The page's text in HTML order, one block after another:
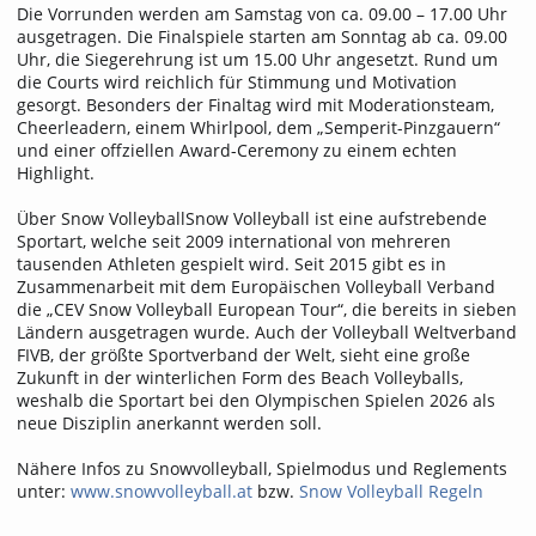
Die Vorrunden werden am Samstag von ca. 09.00 – 17.00 Uhr
ausgetragen. Die Finalspiele starten am Sonntag ab ca. 09.00
Uhr, die Siegerehrung ist um 15.00 Uhr angesetzt. Rund um
die Courts wird reichlich für Stimmung und Motivation
gesorgt. Besonders der Finaltag wird mit Moderationsteam,
Cheerleadern, einem Whirlpool, dem „Semperit-Pinzgauern“
und einer offziellen Award-Ceremony zu einem echten
Highlight.
Über Snow VolleyballSnow Volleyball ist eine aufstrebende
Sportart, welche seit 2009 international von mehreren
tausenden Athleten gespielt wird. Seit 2015 gibt es in
Zusammenarbeit mit dem Europäischen Volleyball Verband
die „CEV Snow Volleyball European Tour“, die bereits in sieben
Ländern ausgetragen wurde. Auch der Volleyball Weltverband
FIVB, der größte Sportverband der Welt, sieht eine große
Zukunft in der winterlichen Form des Beach Volleyballs,
weshalb die Sportart bei den Olympischen Spielen 2026 als
neue Disziplin anerkannt werden soll.
Nähere Infos zu Snowvolleyball, Spielmodus und Reglements
unter: www.snowvolleyball.at bzw. Snow Volleyball Regeln